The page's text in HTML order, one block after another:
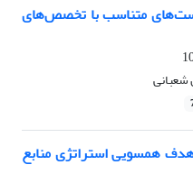
متناسب با تخصص‌های
همسویی استراتژی‌ منابع